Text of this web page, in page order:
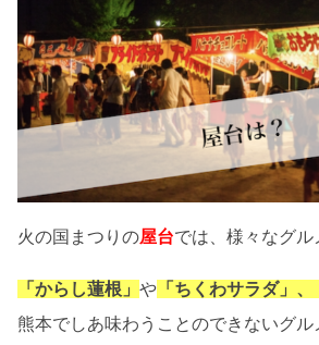
火の国まつりの屋台では、様々なグル
「からし蓮根」 や 「ちくわサラダ」、
熊本でしあ味わうことのできないグ